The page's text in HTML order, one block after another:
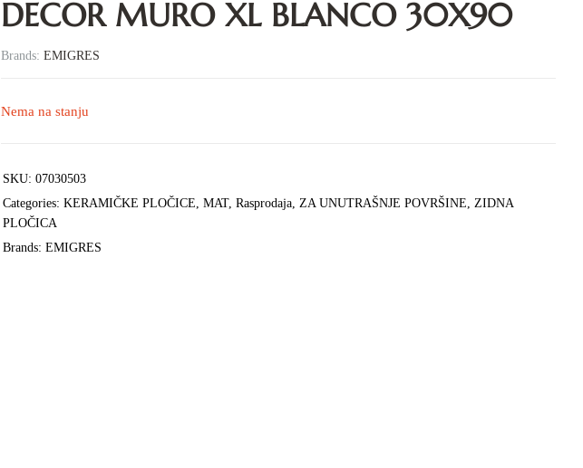
DECOR MURO XL BLANCO 30X90
Brands: EMIGRES
Nema na stanju
SKU: 07030503
Categories: KERAMIČKE PLOČICE MAT, Rasprodaja ZA UNUTRAŠNJE POVRŠINE
ZIDNA
PLOČICA
Brands: EMIGRES